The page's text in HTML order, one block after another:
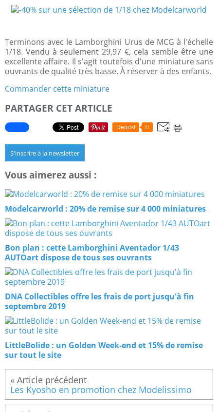
Terminons avec le Lamborghini Urus de MCG à l'échelle
1/18. Vendu à seulement 29,97 €, cela semble être une
excellente affaire. Il s'agit toutefois d'une miniature sans
ouvrants de qualité très basse. À réserver à des enfants.
Commander cette miniature
PARTAGER CET ARTICLE
Repost 0
S'inscrire à la newsletter
Vous aimerez aussi :
Modelcarworld : 20% de remise sur 4 000 miniatures
Bon plan : cette Lamborghini Aventador 1/43
AUTOart dispose de tous ses ouvrants
DNA Collectibles offre les frais de port jusqu'à fin
septembre 2019
LittleBolide : un Golden Week-end et 15% de remise
sur tout le site
Les Kyosho en promotion chez Modelissimo